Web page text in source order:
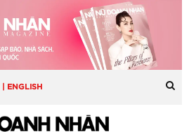
| ENGLISH